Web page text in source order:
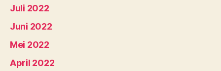
Juli 2022
Juni 2022
Mei 2022
April 2022